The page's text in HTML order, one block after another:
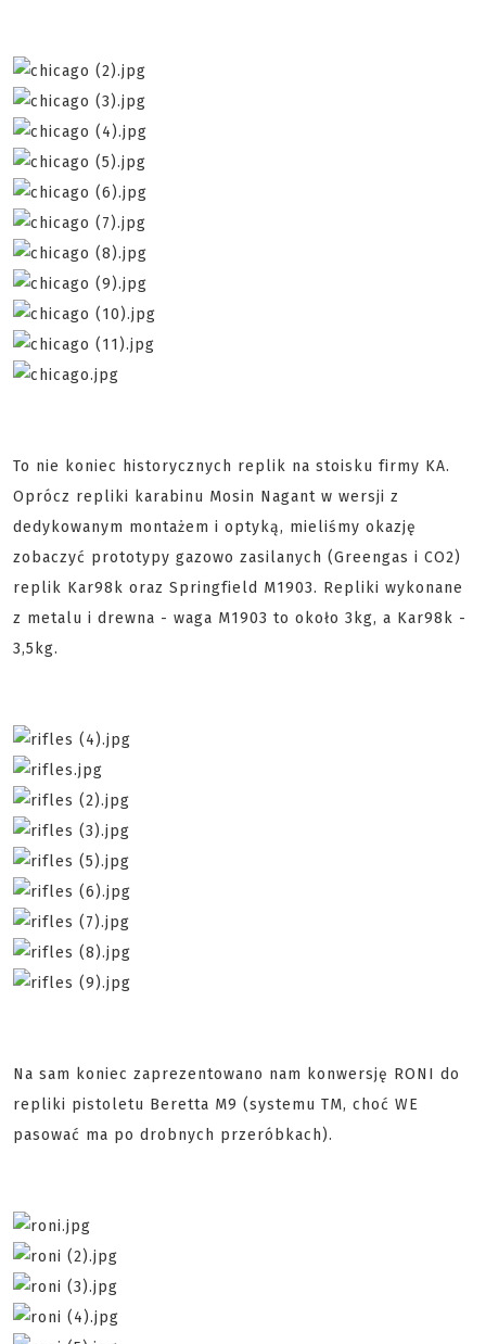
To nie koniec historycznych replik na stoisku firmy KA.
Oprócz repliki karabinu Mosin Nagant w wersji z
dedykowanym montażem i optyką, mieliśmy okazję
zobaczyć prototypy gazowo zasilanych (Greengas i CO2)
replik Kar98k oraz Springfield M1903. Repliki wykonane
z metalu i drewna - waga M1903 to około 3kg, a Kar98k -
3,5kg.
Na sam koniec zaprezentowano nam konwersję RONI do
repliki pistoletu Beretta M9 (systemu TM, choć WE
pasować ma po drobnych przeróbkach).